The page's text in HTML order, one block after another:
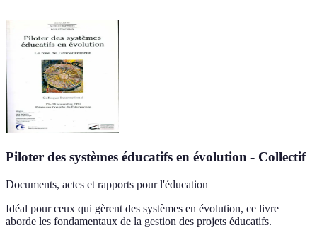
Piloter des systèmes éducatifs en évolution - Collectif
Documents, actes et rapports pour l'éducation
Idéal pour ceux qui gèrent des systèmes en évolution, ce livre
aborde les fondamentaux de la gestion des projets éducatifs.